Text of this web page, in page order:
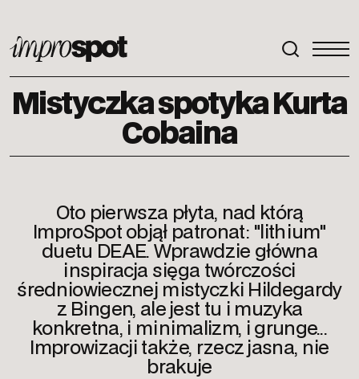
ImproSpot
Mistyczka spotyka Kurta
Cobaina
Oto pierwsza płyta, nad którą
ImproSpot objął patronat: "lithium"
duetu DEAE. Wprawdzie główna
inspiracja sięga twórczości
średniowiecznej mistyczki Hildegardy
z Bingen, ale jest tu i muzyka
konkretna, i minimalizm, i grunge...
Improwizacji także, rzecz jasna, nie
brakuje